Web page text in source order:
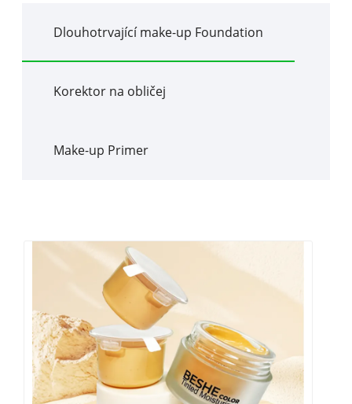
Dlouhotrvající make-up Foundation
Korektor na obličej
Make-up Primer